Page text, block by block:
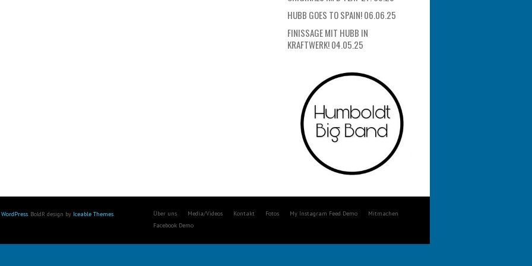
HUBB GOES TO SPAIN! 06.06.25
FINISSAGE MIT HUBB IN
KRAFTWERK! 04.05.25
WordPress. BoldR design by Iceable Themes. Über uns Media/Videos Kontakt Fotos My Instagram Feed Demo
Mitmachen
Facebook Demo